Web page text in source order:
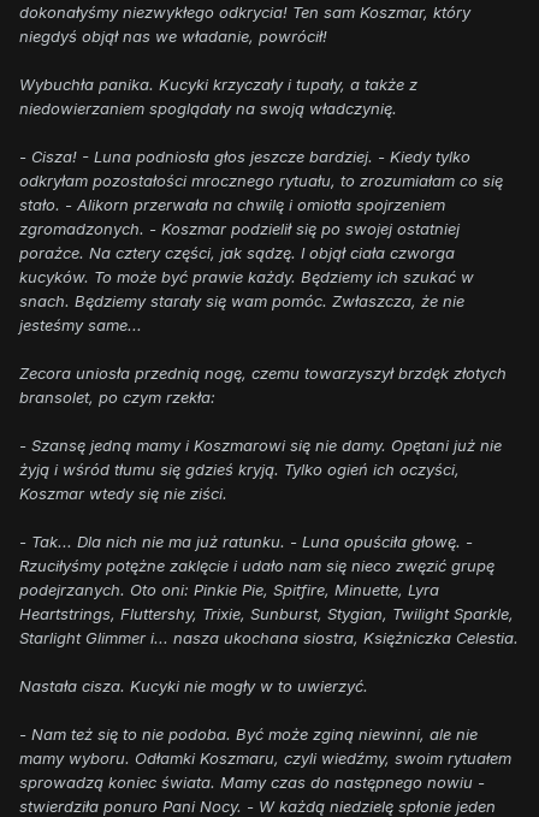
dokonałyśmy niezwykłego odkrycia! Ten sam Koszmar, który
niegdyś objął nas we władanie, powrócił!
Wybuchła panika. Kucyki krzyczały i tupały, a także z
niedowierzaniem spoglądały na swoją władczynię.
- Cisza! - Luna podniosła głos jeszcze bardziej. - Kiedy tylko
odkryłam pozostałości mrocznego rytuału, to zrozumiałam co się
stało. - Alikorn przerwała na chwilę i omiotła spojrzeniem
zgromadzonych. - Koszmar podzielił się po swojej ostatniej
porażce. Na cztery części, jak sądzę. I objął ciała czworga
kucyków. To może być prawie każdy. Będziemy ich szukać w
snach. Będziemy starały się wam pomóc. Zwłaszcza, że nie
jesteśmy same...
Zecora uniosła przednią nogę, czemu towarzyszył brzdęk złotych
bransolet, po czym rzekła:
- Szansę jedną mamy i Koszmarowi się nie damy. Opętani już nie
żyją i wśród tłumu się gdzieś kryją. Tylko ogień ich oczyści,
Koszmar wtedy się nie ziści.
- Tak... Dla nich nie ma już ratunku. - Luna opuściła głowę. -
Rzuciłyśmy potężne zaklęcie i udało nam się nieco zwęzić grupę
podejrzanych. Oto oni: Pinkie Pie, Spitfire, Minuette, Lyra
Heartstrings, Fluttershy, Trixie, Sunburst, Stygian, Twilight Sparkle,
Starlight Glimmer i... nasza ukochana siostra, Księżniczka Celestia.
Nastała cisza. Kucyki nie mogły w to uwierzyć.
- Nam też się to nie podoba. Być może zginą niewinni, ale nie
mamy wyboru. Odłamki Koszmaru, czyli wiedźmy, swoim rytuałem
sprowadzą koniec świata. Mamy czas do następnego nowiu -
stwierdziła ponuro Pani Nocy. - W każdą niedzielę spłonie jeden